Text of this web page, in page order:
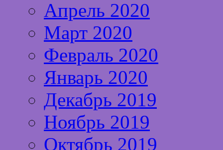
Апрель 2020
Март 2020
Февраль 2020
Январь 2020
Декабрь 2019
Ноябрь 2019
Октябрь 2019